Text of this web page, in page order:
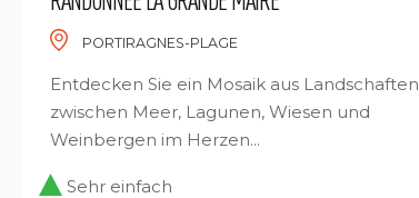
PORTIRAGNES-PLAGE
Entdecken Sie ein Mosaik aus Landschaften
zwischen Meer, Lagunen, Wiesen und
Weinbergen im Herzen...
Sehr einfach